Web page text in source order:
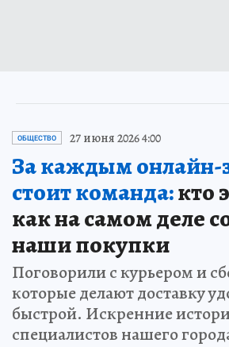
ОБЩЕСТВО 27 июня 2026 4:00
За каждым онлайн-
стоит команда:кто
как на самом деле
наши покупки
Поговорили с курьером и
которые делают доставку
быстрой. Искренние
специалистов нашего